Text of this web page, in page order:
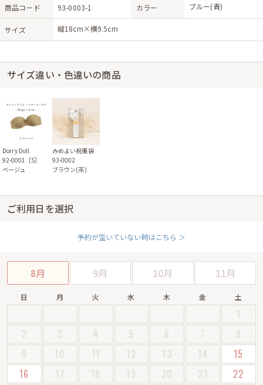
商品コード 93-0003-1 カラー ブルー(青)
サイズ 縦18cm×横9.5cm
サイズ違い・色違いの商品
Dorry Doll
92-0001［S］
ベージュ
みめよい祝儀袋
93-0002
ブラウン(茶)
ご利用日を選択
予約が空いていない時はこちら ＞
8月 9月 10月 11月
日 月 火 水 木 金 土
1
2
3 4 5 6 7
8
9
10 11 12 13 14
15
16
17 18 19 20 21
22